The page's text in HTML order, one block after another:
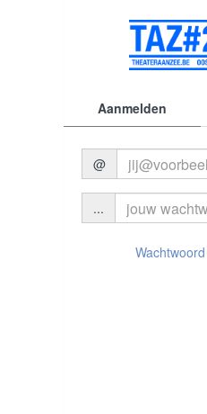
Aanmelden
@
... © 2026